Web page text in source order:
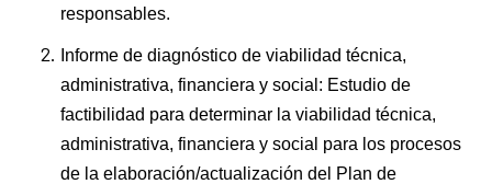
responsables.
Informe de diagnóstico de viabilidad técnica,
administrativa, financiera y social: Estudio de
factibilidad para determinar la viabilidad técnica,
administrativa, financiera y social para los procesos
de la elaboración/actualización del Plan de